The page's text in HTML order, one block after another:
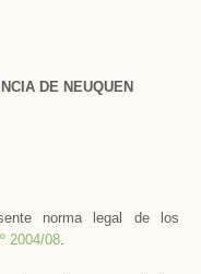
DE NEUQUEN
norma legal de los
2004/08.